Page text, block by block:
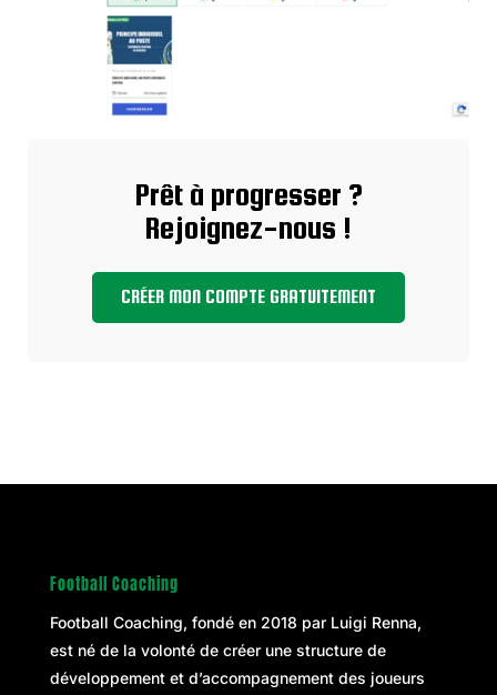
Prêt à progresser ?
Rejoignez-nous !
CRÉER MON COMPTE GRATUITEMENT
Football Coaching
Football Coaching, fondé en 2018 par Luigi Renna,
est né de la volonté de créer une structure de
développement et d’accompagnement des joueurs